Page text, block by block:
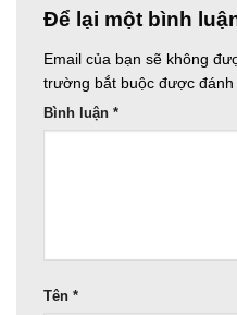
Để lại một bình
Email của bạn sẽ không
trường bắt buộc được đánh
Bình luận *
Tên *